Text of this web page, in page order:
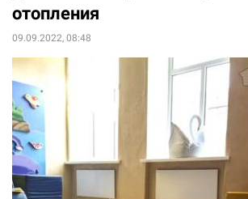
отопления
09.09.2022, 08:48